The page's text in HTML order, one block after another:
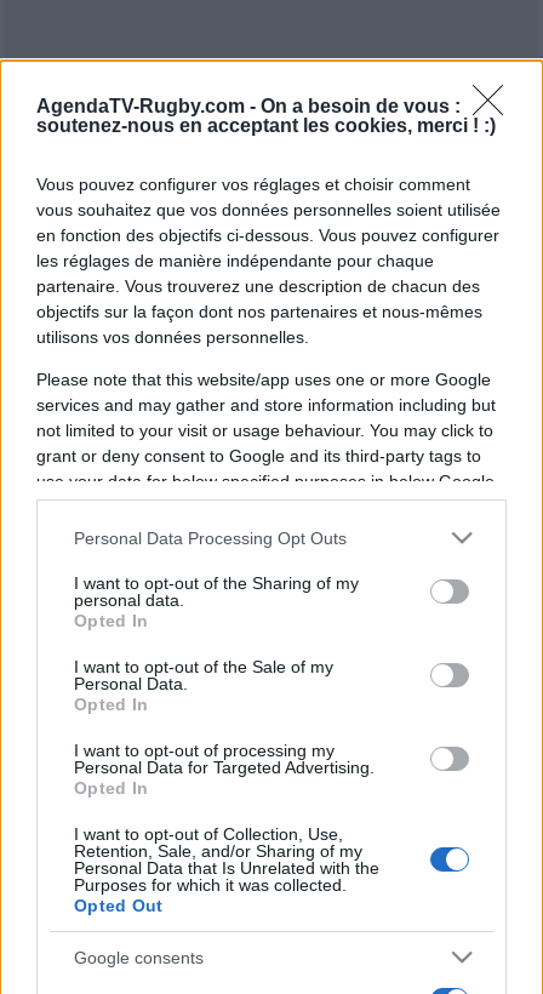
AgendaTV-Rugby.com - On a besoin de vous :
soutenez-nous en acceptant les cookies, merci ! :)
Vous pouvez configurer vos réglages et choisir comment
vous souhaitez que vos données personnelles soient utilisée
en fonction des objectifs ci-dessous. Vous pouvez configurer
les réglages de manière indépendante pour chaque
partenaire. Vous trouverez une description de chacun des
objectifs sur la façon dont nos partenaires et nous-mêmes
utilisons vos données personnelles.
Please note that this website/app uses one or more Google
services and may gather and store information including but
not limited to your visit or usage behaviour. You may click to
grant or deny consent to Google and its third-party tags to
use your data for below specified purposes in below Google
consent section.
Personal Data Processing Opt Outs
I want to opt-out of the Sharing of my
personal data.
Opted In
I want to opt-out of the Sale of my
Personal Data.
Opted In
I want to opt-out of processing my
Personal Data for Targeted Advertising.
Opted In
I want to opt-out of Collection, Use,
Retention, Sale, and/or Sharing of my
Personal Data that Is Unrelated with the
Purposes for which it was collected.
Opted Out
Google consents
Programme TV Rugby>Top 14> Clermont - Pau
16h30
Clermont Pau